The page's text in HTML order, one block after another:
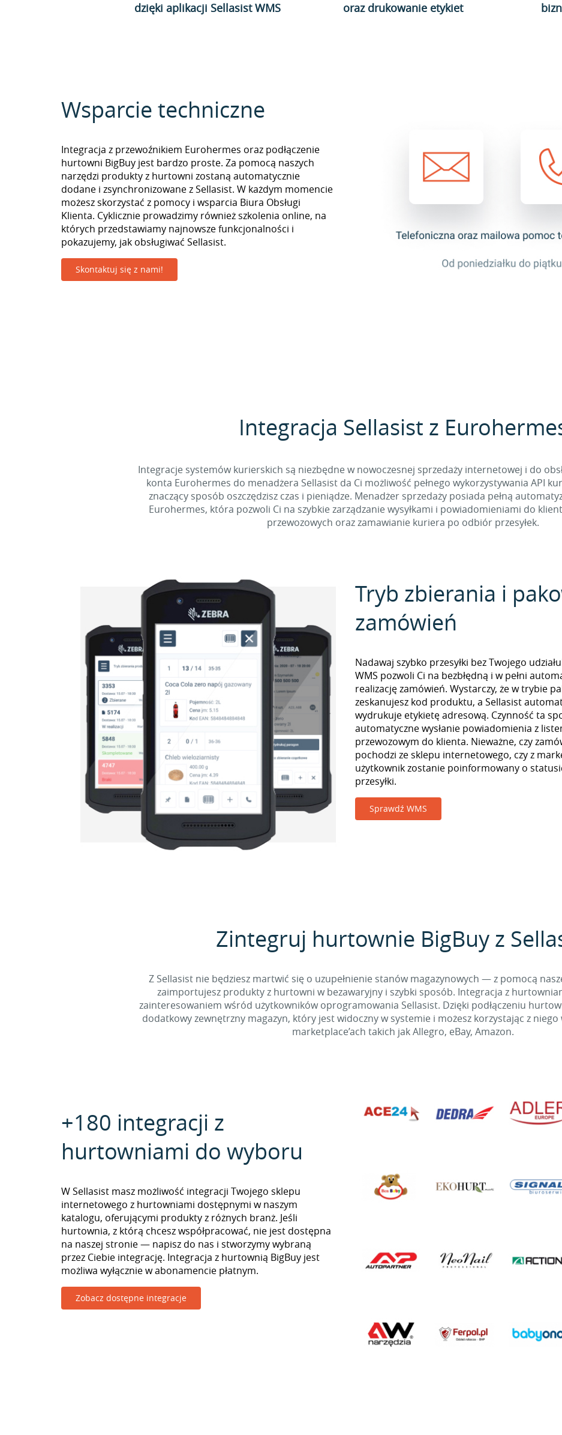
dzięki aplikacji Sellasist WMS
oraz drukowanie etykiet
Wsparcie techniczne
Integracja z przewoźnikiem Eurohermes oraz podłączenie
hurtowni BigBuy jest bardzo proste. Za pomocą naszych
narzędzi produkty z hurtowni zostaną automatycznie
dodane i zsynchronizowane z Sellasist. W każdym momencie
możesz skorzystać z pomocy i wsparcia Biura Obsługi
Klienta. Cyklicznie prowadzimy również szkolenia online, na
których przedstawiamy najnowsze funkcjonalności i
pokazujemy, jak obsługiwać Sellasist.
Skontaktuj się z nami!
Integracja Sellasist z
Integracje systemów kurierskich są niezbędne w nowoczesnej sprzedaży internetowej i do
konta Eurohermes do menadżera Sellasist da Ci możliwość pełnego wykorzystywania API
znaczący sposób oszczędzisz czas i pieniądze. Menadżer sprzedaży posiada pełną
Eurohermes, która pozwoli Ci na szybkie zarządzanie wysyłkami i powiadomieniami do
przewozowych oraz zamawianie kuriera po odbiór przesyłek.
Tryb zbierania i
zamówień
Nadawaj szybko przesyłki bez Twojego
WMS pozwoli Ci na bezbłędną i w pełni
realizację zamówień. Wystarczy, że w trybie
zeskanujesz kod produktu, a Sellasist
wydrukuje etykietę adresową. Czynność ta
automatyczne wysłanie powiadomienia z
przewozowym do klienta. Nieważne, czy
pochodzi ze sklepu internetowego, czy z
użytkownik zostanie poinformowany o
przesyłki.
Sprawdź WMS
Zintegruj hurtownie BigBuy z
Z Sellasist nie będziesz martwić się o uzupełnienie stanów magazynowych — z pomocą
zaimportujesz produkty z hurtowni w bezawaryjny i szybki sposób. Integracja z
zainteresowaniem wśród użytkowników oprogramowania Sellasist. Dzięki podłączeniu
dodatkowy zewnętrzny magazyn, który jest widoczny w systemie i możesz korzystając z
marketplace’ach takich jak Allegro, eBay, Amazon.
+180 integracji z
hurtowniami do wyboru
W Sellasist masz możliwość integracji Twojego sklepu
internetowego z hurtowniami dostępnymi w naszym
katalogu, oferującymi produkty z różnych branż. Jeśli
hurtownia, z którą chcesz współpracować, nie jest dostępna
na naszej stronie — napisz do nas i stworzymy wybraną
przez Ciebie integrację. Integracja z hurtownią BigBuy jest
możliwa wyłącznie w abonamencie płatnym.
Zobacz dostępne integracje